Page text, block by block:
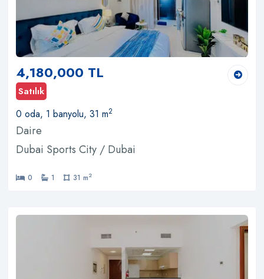
4,180,000 TL
Satılık
0 oda, 1 banyolu, 31 m2
Daire
Dubai Sports City / Dubai
0 1 31 m2